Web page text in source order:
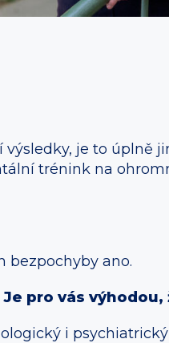
je to úplně
trénink na
bezpochyby ano.
pro vás výhodou,
i